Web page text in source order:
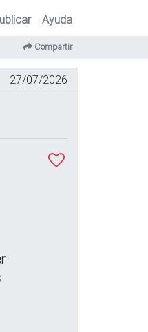
Ayuda
Compartir
27/07/2026